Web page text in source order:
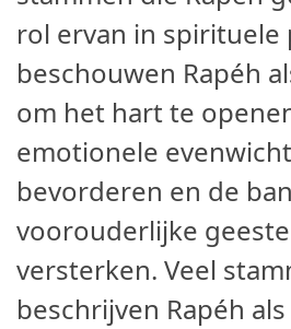
rol ervan in spirituele
beschouwen Rapéh
om het hart te
emotionele
bevorderen en de
voorouderlijke
versterken. Veel
beschrijven Rapéh